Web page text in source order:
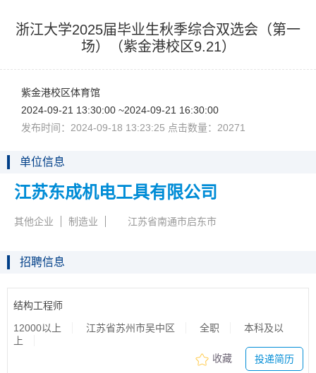
浙江大学2025届毕业生秋季综合双选会（第一
场）（紫金港校区9.21）
紫金港校区体育馆
2024-09-2113:30:00~2024-09-2116:30:00
发布时间：2024-09-1813:23:25点击数量：20271
单位信息
江苏东成机电工具有限公司
其他企业 制造业 江苏省南通市启东市
招聘信息
结构工程师
12000以上 江苏省苏州市吴中区 全职
本科及以
上
收藏
投递简历